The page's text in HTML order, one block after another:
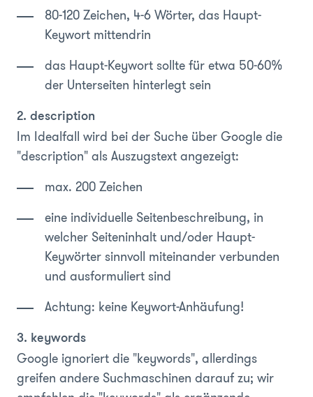
80-120 Zeichen, 4-6 Wörter, das Haupt-
Keywort mittendrin
das Haupt-Keywort sollte für etwa 50-60%
der Unterseiten hinterlegt sein
2. description
Im Idealfall wird bei der Suche über Google die
"description" als Auszugstext angezeigt:
max. 200 Zeichen
eine individuelle Seitenbeschreibung, in
welcher Seiteninhalt und/oder Haupt-
Keywörter sinnvoll miteinander verbunden
und ausformuliert sind
Achtung: keine Keywort-Anhäufung!
3. keywords
Google ignoriert die "keywords", allerdings
greifen andere Suchmaschinen darauf zu; wir